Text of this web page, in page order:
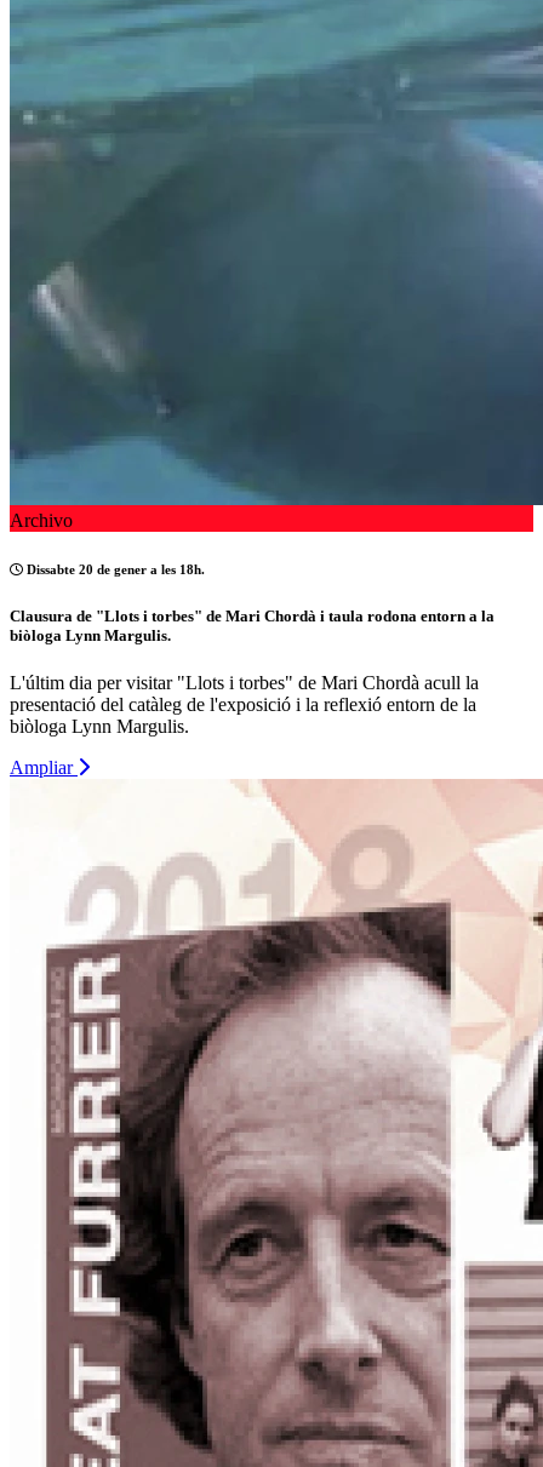
Archivo
Dissabte 20 de gener a les 18h.
Clausura de "Llots i torbes" de Mari Chordà i taula rodona entorn a la
biòloga Lynn Margulis.
L'últim dia per visitar "Llots i torbes" de Mari Chordà acull la
presentació del catàleg de l'exposició i la reflexió entorn de la
biòloga Lynn Margulis.
Ampliar